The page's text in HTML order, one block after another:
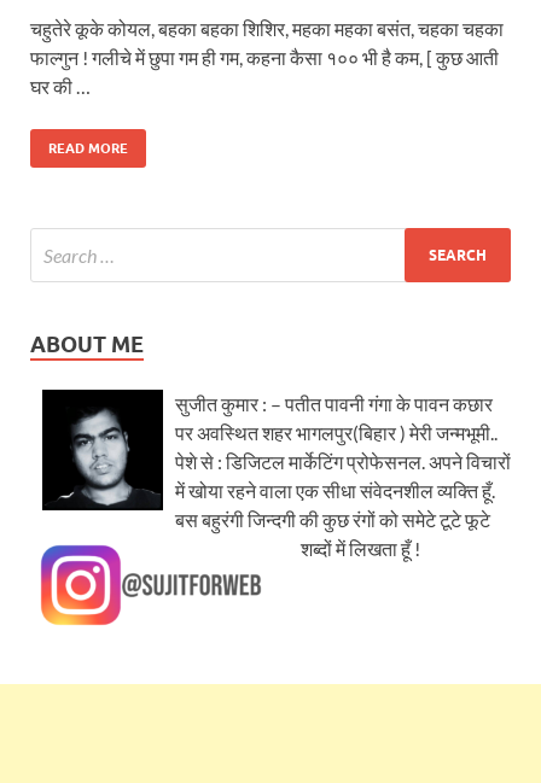
चहुतेरे कूके कोयल, बहका बहका शिशिर, महका महका बसंत, चहका चहका
फाल्गुन ! गलीचे में छुपा गम ही गम, कहना कैसा १०० भी है कम, [ कुछ आती
घर की …
READ MORE
ABOUT ME
सुजीत कुमार : – पतीत पावनी गंगा के पावन कछार
पर अवस्थित शहर भागलपुर(बिहार ) मेरी जन्मभूमी..
पेशे से : डिजिटल मार्केटिंग प्रोफेसनल. अपने विचारों
में खोया रहने वाला एक सीधा संवेदनशील व्यक्ति हूँ.
बस बहुरंगी जिन्दगी की कुछ रंगों को समेटे टूटे फूटे
शब्दों में लिखता हूँ !